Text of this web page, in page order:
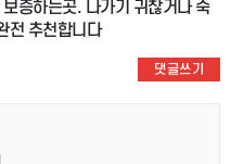
증하는곳. 나가기 귀찮거나 숙
전 추천합니다
댓글쓰기